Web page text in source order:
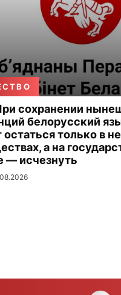
сохранении
белорусский
только в
а на
— исчезнуть